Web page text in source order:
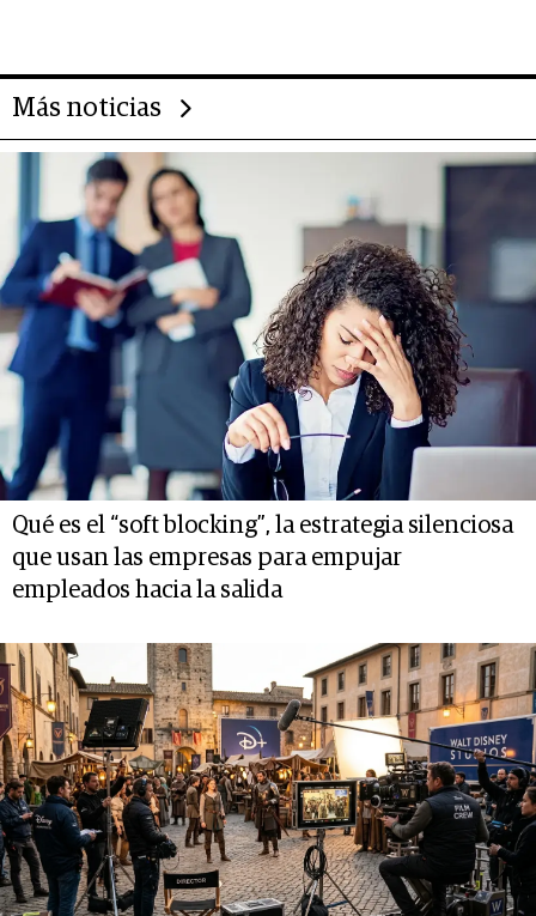
Más noticias
Qué es el “soft blocking”, la estrategia silenciosa
que usan las empresas para empujar
empleados hacia la salida